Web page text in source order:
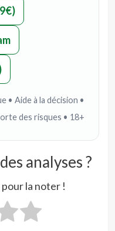
• Aide à la décision •
des risques • 18+
analyses ?
la noter !